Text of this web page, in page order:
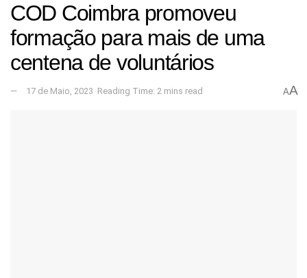
COD Coimbra promoveu
formação para mais de uma
centena de voluntários
17 de Maio, 2023 Reading Time: 2 mins read AA